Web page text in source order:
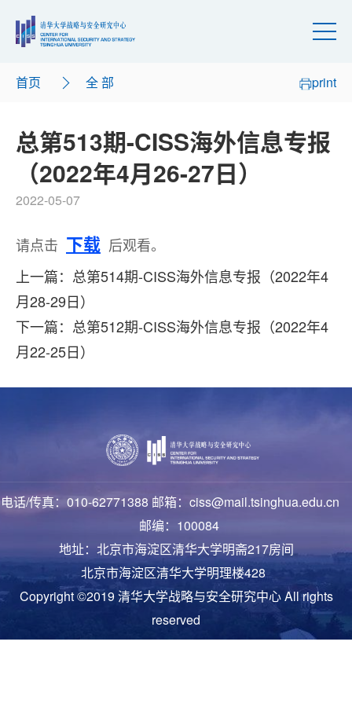
首页 全 部 print
总第513期-CISS海外信息专报
（2022年4月26-27日）
2022-05-07
请点击 下载 后观看。
上一篇：总第514期-CISS海外信息专报（2022年4
月28-29日）
下一篇：总第512期-CISS海外信息专报（2022年4
月22-25日）
电话/传真：010-62771388 邮箱：ciss@mail.tsinghua.edu.cn
邮编：100084
地址：北京市海淀区清华大学明斋217房间
北京市海淀区清华大学明理楼428
Copyright ©2019 清华大学战略与安全研究中心 All rights
reserved